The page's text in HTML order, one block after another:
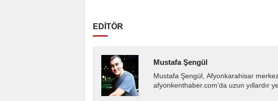
EDİTÖR
Mustafa Şengül
Mustafa Şengül, Afyonkarahisar
afyonkenthaber.com’da uzun yıllardır